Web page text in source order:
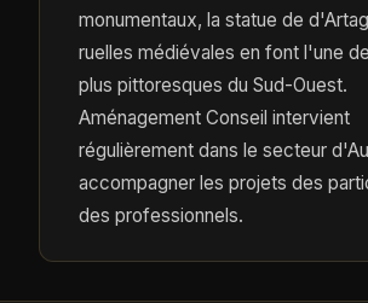
monumentaux, la statue de
ruelles médiévales en font l'une
plus pittoresques du Sud-Ouest.
Aménagement Conseil intervient
régulièrement dans le secteur
accompagner les projets des
des professionnels.